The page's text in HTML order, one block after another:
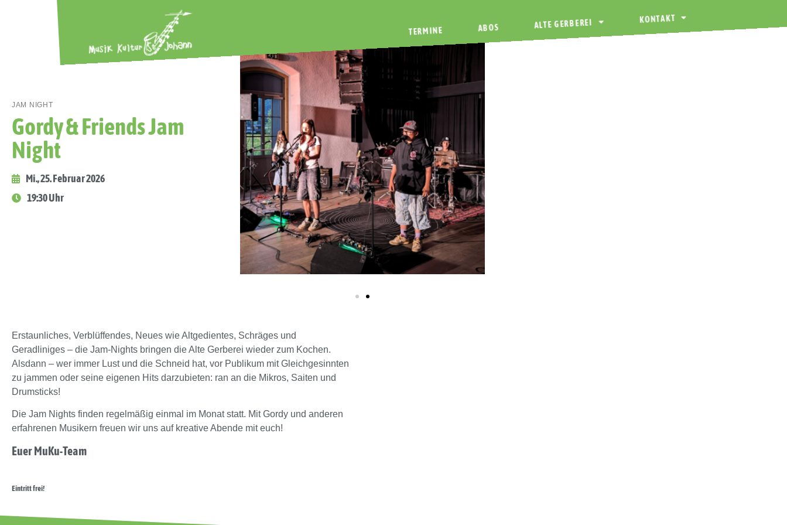
TERMINE ABOS ALTE GERBEREI KONTAKT
JAM NIGHT
Gordy & Friends Jam
Night
Mi., 25. Februar 2026
19:30 Uhr
Erstaunliches, Verblüffendes, Neues wie Altgedientes, Schräges und
Geradliniges – die Jam-Nights bringen die Alte Gerberei wieder zum Kochen.
Alsdann – wer immer Lust und die Schneid hat, vor Publikum mit Gleichgesinnten
zu jammen oder seine eigenen Hits darzubieten: ran an die Mikros, Saiten und
Drumsticks!
Die Jam Nights finden regelmäßig einmal im Monat statt. Mit Gordy und anderen
erfahrenen Musikern freuen wir uns auf kreative Abende mit euch!
Euer MuKu-Team
Eintritt frei!